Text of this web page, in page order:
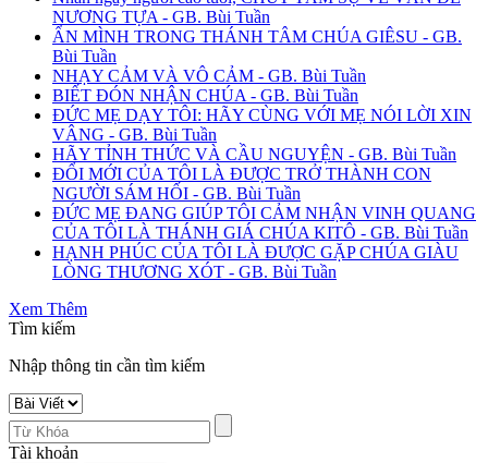
NƯƠNG TỰA - GB. Bùi Tuần
ẨN MÌNH TRONG THÁNH TÂM CHÚA GIÊSU - GB.
Bùi Tuần
NHẠY CẢM VÀ VÔ CẢM - GB. Bùi Tuần
BIẾT ĐÓN NHẬN CHÚA - GB. Bùi Tuần
ĐỨC MẸ DẠY TÔI: HÃY CÙNG VỚI MẸ NÓI LỜI XIN
VÂNG - GB. Bùi Tuần
HÃY TỈNH THỨC VÀ CẦU NGUYỆN - GB. Bùi Tuần
ĐỔI MỚI CỦA TÔI LÀ ĐƯỢC TRỞ THÀNH CON
NGƯỜI SÁM HỐI - GB. Bùi Tuần
ĐỨC MẸ ĐANG GIÚP TÔI CẢM NHẬN VINH QUANG
CỦA TÔI LÀ THÁNH GIÁ CHÚA KITÔ - GB. Bùi Tuần
HẠNH PHÚC CỦA TÔI LÀ ĐƯỢC GẶP CHÚA GIÀU
LÒNG THƯƠNG XÓT - GB. Bùi Tuần
Xem Thêm
Tìm kiếm
Nhập thông tin cần tìm kiếm
Tài khoản